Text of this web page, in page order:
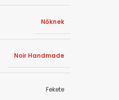
Nőknek
Noir Handmade
Fekete